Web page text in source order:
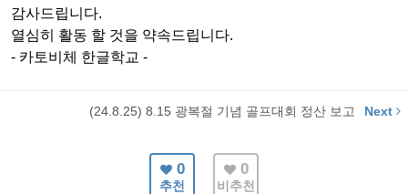
감사드립니다.
열심히 활동 할 것을 약속드립니다.
- 카토비체 한글학교 -
(24.8.25) 8.15 광복절 기념 골프대회 정산 보고 Next
0
추천
0
비추천